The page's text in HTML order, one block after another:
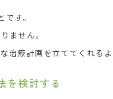
す。
ません。
療計画を立ててくれる
を検討する